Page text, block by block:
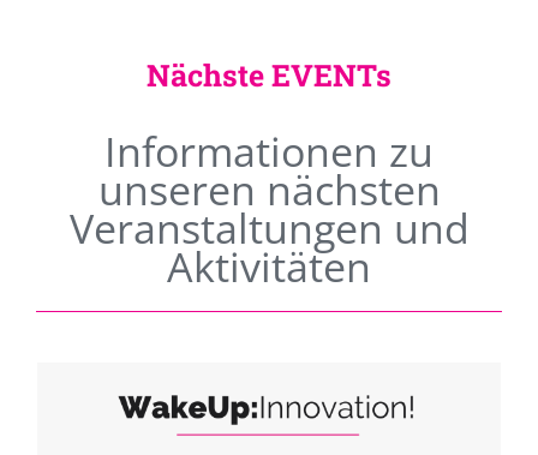
Nächste EVENTs
Informationen zu
unseren nächsten
Veranstaltungen und
Aktivitäten